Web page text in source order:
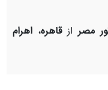
مصر ازقاهره، اهرام